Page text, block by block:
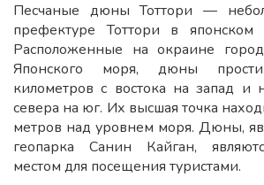
Песчаные дюны Тоттори —
префектуре Тоттори в японском
Расположенные на окраине
Японского моря, дюны
километров с востока на запад и
севера на юг. Их высшая точка
метров над уровнем моря. Дюны,
геопарка Санин Кайган,
местом для посещения туристами.